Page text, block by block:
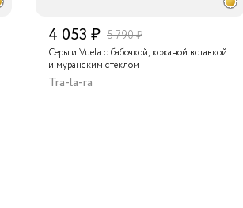
4 053 ₽ 5 790 ₽
Серьги Vuela с бабочкой, кожаной вставкой
и муранским стеклом
Tra-la-ra